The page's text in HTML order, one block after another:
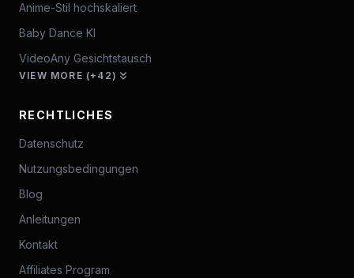
Anime-Stil hochskaliert
Baby Dance KI
VideoAny Gesichtstausch
VIEW MORE (+42)
RECHTLICHES
Datenschutz
Nutzungsbedingungen
Blog
Anleitungen
Kontakt
Affiliates Program